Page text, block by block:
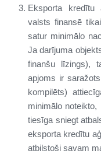
Eksporta kredītu
valsts finansē
satur minimālo
Ja darījuma
finanšu līzings),
apjoms ir
kompilēts)
minimālo
tiesīga sniegt
eksporta kredītu
atbilstoši savam